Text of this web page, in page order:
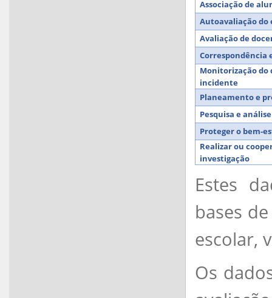
Associação de
Autoavaliação do
Avaliação de
Correspondência
Monitorização do
incidente
Planeamento e
Pesquisa e
Proteger o bem-
Realizar ou
investigação
Estes
bases
escolar,
Os